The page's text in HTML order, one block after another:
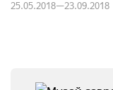
25.05.2018—23.09.2018